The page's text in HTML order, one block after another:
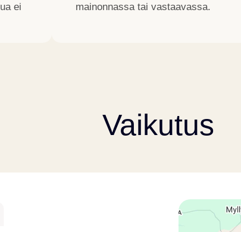
ei
mainonnassa tai vastaavassa.
Vaikutus